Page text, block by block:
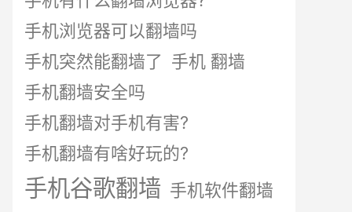
手机浏览器可以翻墙吗
手机突然能翻墙了 手机 翻墙
手机翻墙安全吗
手机翻墙对手机有害?
手机翻墙有啥好玩的?
手机谷歌翻墙 手机软件翻墙